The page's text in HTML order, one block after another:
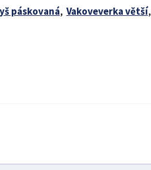
páskovaná, Vakoveverka větší,